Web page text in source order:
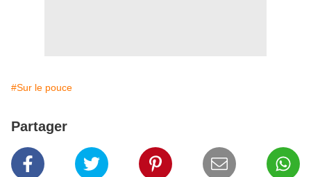
#Sur le pouce
Partager